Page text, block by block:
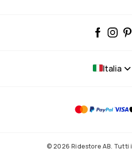
Italia
© 2026 Ridestore AB.